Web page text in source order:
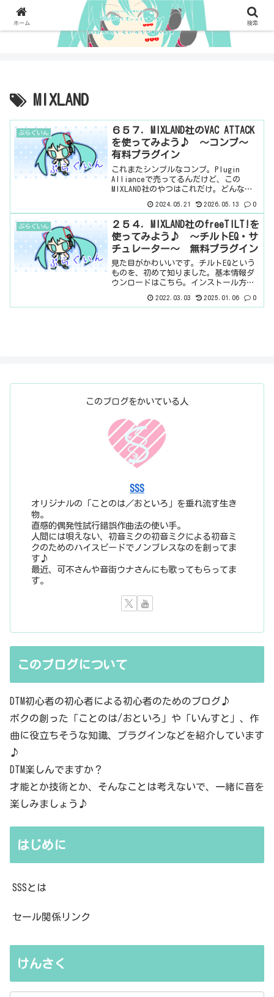
MIXLAND
ぷらぐいん
６５７．MIXLAND社のVAC ATTACK
を使ってみよう♪ ～コンプ～
有料プラグイン
これまたシンプルなコンプ。Plugin
Allianceで売ってるんだけど、この
MIXLAND社のやつはこれだけ。どんなと
ルトEQのメーカーだった。けど、Plugin
AllianceではVAC ATTA...
2024.05.21 2026.05.13 0
ぷらぐいん
２５４．MIXLAND社のfreeTILT!を
使ってみよう♪ ～チルトEQ・サ
チュレーター～ 無料プラグイン
見た目がかわいいです。チルトEQという
ものを、初めて知りました。基本情報ダ
ウンロードはこちら。インストール方法
た目はこんな感じ。わからない言葉など
2022.03.03 2025.01.06 0
このブログをかいている人
SSS
オリジナルの「ことのは／おといろ」を垂れ流す生き
物。
直感的偶発性試行錯誤作曲法の使い手。
人間には唄えない、初音ミクの初音ミクによる初音ミ
クのためのハイスピードでノンブレスなのを創ってま
す♪
最近、可不さんや音街ウナさんにも歌ってもらってま
す。
このブログについて
DTM初心者の初心者による初心者のためのブログ♪
ボクの創った「ことのは/おといろ」や「いんすと」、作
曲に役立ちそうな知識、プラグインなどを紹介しています
♪
DTM楽しんでますか？
才能とか技術とか、そんなことは考えないで、一緒に音を
楽しみましょう♪
はじめに
SSSとは
セール関係リンク
けんさく
ホーム 検索